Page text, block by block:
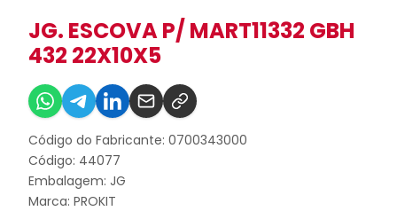
JG. ESCOVA P/ MART11332 GBH
432 22X10X5
Código do Fabricante: 0700343000
Código: 44077
Embalagem: JG
Marca: PROKIT